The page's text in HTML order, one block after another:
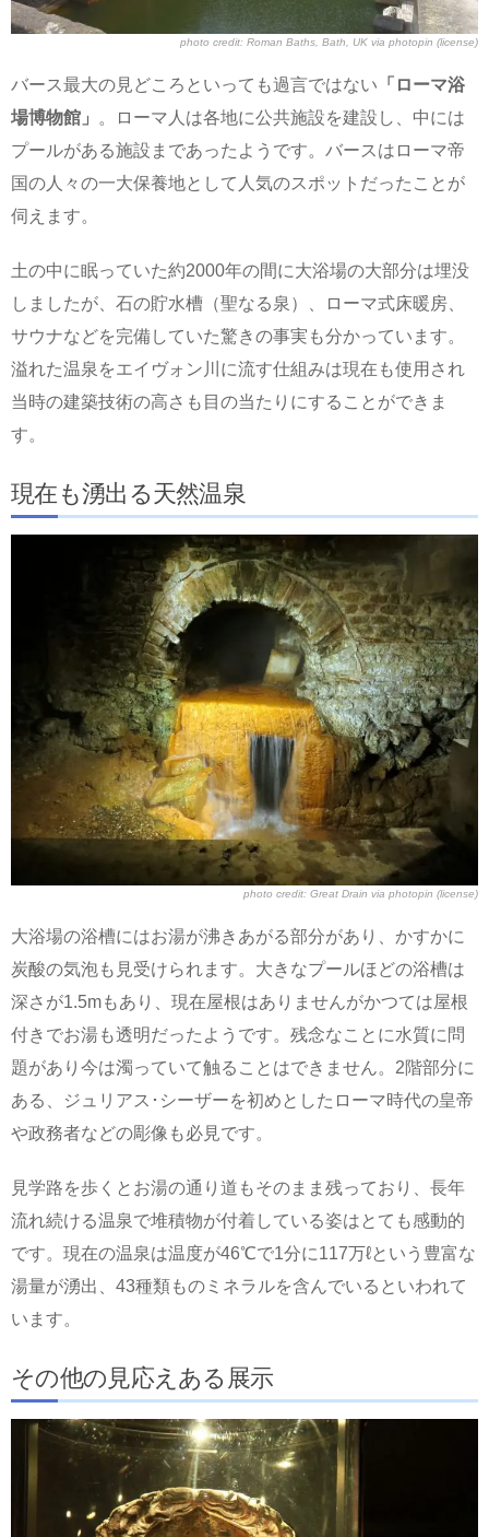
photo credit: Roman Baths, Bath, UK via photopin (license)
バース最大の見どころといっても過言ではない 「ローマ浴
場博物館」
。ローマ人は各地に公共施設を建設し、中には
プールがある施設まであったようです。バースはローマ帝
国の人々の一大保養地として人気のスポットだったことが
伺えます。
土の中に眠っていた約2000年の間に大浴場の大部分は埋没
しましたが、石の貯水槽（聖なる泉）、ローマ式床暖房、
サウナなどを完備していた驚きの事実も分かっています。
溢れた温泉をエイヴォン川に流す仕組みは現在も使用され
当時の建築技術の高さも目の当たりにすることができま
す。
現在も湧出る天然温泉
photo credit: Great Drain via photopin (license)
大浴場の浴槽にはお湯が沸きあがる部分があり、かすかに
炭酸の気泡も見受けられます。大きなプールほどの浴槽は
深さが1.5mもあり、現在屋根はありませんがかつては屋根
付きでお湯も透明だったようです。残念なことに水質に問
題があり今は濁っていて触ることはできません。2階部分に
ある、ジュリアス･シーザーを初めとしたローマ時代の皇帝
や政務者などの彫像も必見です。
見学路を歩くとお湯の通り道もそのまま残っており、長年
流れ続ける温泉で堆積物が付着している姿はとても感動的
です。現在の温泉は温度が46℃で1分に117万ℓという豊富な
湯量が湧出、43種類ものミネラルを含んでいるといわれて
います。
その他の見応えある展示